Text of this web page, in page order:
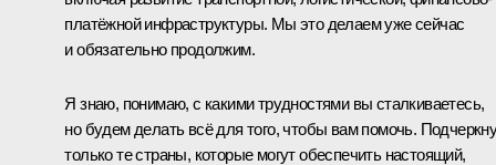
платёжной инфраструктуры. Мы это делаем уже сейчас
и обязательно продолжим.
Я знаю, понимаю, с какими трудностями вы сталкиваетесь,
но будем делать всё для того, чтобы вам помочь.
только те страны, которые могут обеспечить настоящий,